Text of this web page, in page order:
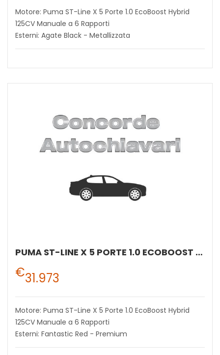
Motore: Puma ST-Line X 5 Porte 1.0 EcoBoost Hybrid
125CV Manuale a 6 Rapporti
Esterni: Agate Black - Metallizzata
PUMA ST-LINE X 5 PORTE 1.0 ECOBOOST HYBRID 125CV MANUALE A 6 RAPPORTI
€31.973
Motore: Puma ST-Line X 5 Porte 1.0 EcoBoost Hybrid
125CV Manuale a 6 Rapporti
Esterni: Fantastic Red - Premium